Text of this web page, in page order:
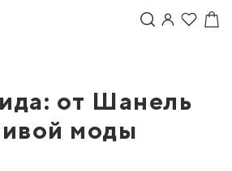
от Шанель
моды